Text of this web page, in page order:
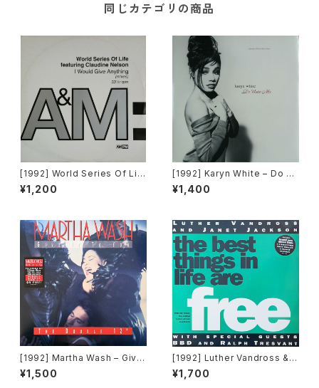
同じカテゴリの商品
[1992] World Series Of Lif
e Featuring Claudine Nels
on – I Would Give Anything
¥1,200
[1992] Karyn White – Do Un
to Me / Walkin' The Dog
[Warner Bros. Records]
¥1,400
[1992] Martha Wash – Give
It To You [RCA][2枚組]
¥1,500
[1992] Luther Vandross & J
anet Jackson With Special
Guests BBD & Ralph Tresv
¥1,700